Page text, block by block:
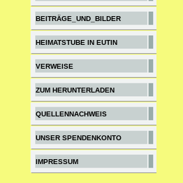
BEITRÄGE_UND_BILDER
HEIMATSTUBE IN EUTIN
VERWEISE
ZUM HERUNTERLADEN
QUELLENNACHWEIS
UNSER SPENDENKONTO
IMPRESSUM